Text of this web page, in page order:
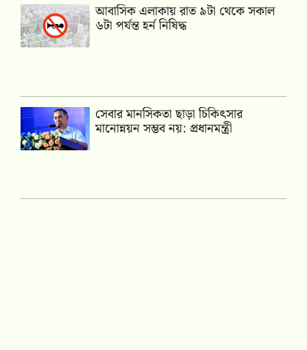
আবাসিক এলাকায় রাত ৯টা থেকে সকাল
৬টা পর্যন্ত হর্ন নিষিদ্ধ
সেবার মানসিকতা ছাড়া চিকিৎসার
মানোন্নয়ন সম্ভব নয়: প্রধানমন্ত্রী